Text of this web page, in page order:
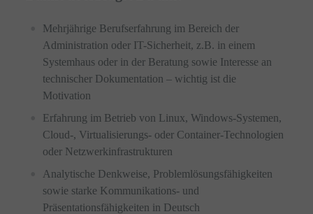
Mehrjährige Berufserfahrung im Bereich der
Administration oder IT-Sicherheit, z.B. in einem
Systemhaus oder in der Beratung sowie Interesse an
technischer Dokumentation – wichtig ist die
Motivation
Erfahrung im Betrieb von Linux, Windows-Systemen,
Cloud-, Virtualisierungs- oder Container-Technologien
oder Netzwerkinfrastrukturen
Analytische Denkweise, Problemlösungsfähigkeiten
sowie starke Kommunikations- und
Präsentationsfähigkeiten in Deutsch